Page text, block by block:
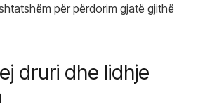
për përdorim gjatë gjithë
druri dhe lidhje